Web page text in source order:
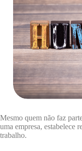
Mesmo quem não faz
uma empresa, estabelece
trabalho.